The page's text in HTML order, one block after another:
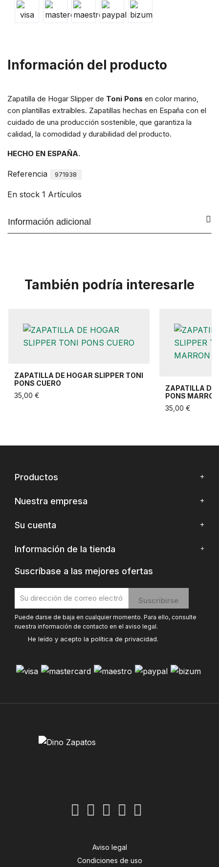
Información del producto
Zapatilla de Hogar Slipper de Toni Pons en color marino,
con plantillas extraíbles. Zapatillas hechas en España con el
cuidado de una producción sostenible, que garantiza la
calidad, la comodidad y durabilidad del producto.
HECHO EN ESPAÑA.
Referencia 971938
En stock 1 Artículos
Información adicional
También podría interesarle
ZAPATILLA DE HOGAR SLIPPER TONI
PONS CUERO
35,00 €
ZAPATILLA DE
PONS MARRON
35,00 €
Productos
Nuestra empresa
Su cuenta
Información de la tienda
Suscríbase a las mejores ofertas
Puede darse de baja en cualquier momento. Para ello, consulte
nuestra información de contacto en el aviso legal.
He leído y acepto la política de privacidad.
Aviso legal
Condiciones de uso